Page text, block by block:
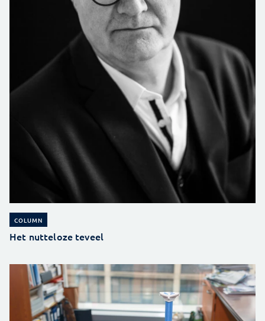
COLUMN
Het nutteloze teveel